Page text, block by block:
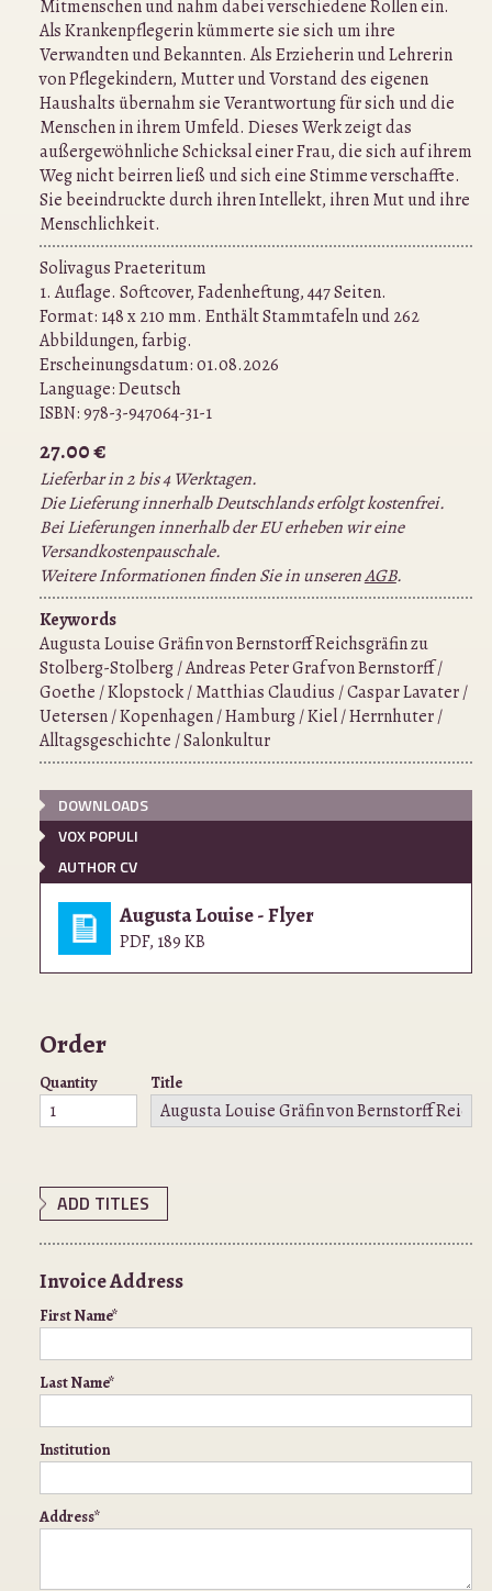
Mitmenschen und nahm dabei verschiedene Rollen ein.
Als Krankenpflegerin kümmerte sie sich um ihre
Verwandten und Bekannten. Als Erzieherin und Lehrerin
von Pflegekindern, Mutter und Vorstand des eigenen
Haushalts übernahm sie Verantwortung für sich und die
Menschen in ihrem Umfeld. Dieses Werk zeigt das
außergewöhnliche Schicksal einer Frau, die sich auf ihrem
Weg nicht beirren ließ und sich eine Stimme verschaffte.
Sie beeindruckte durch ihren Intellekt, ihren Mut und ihre
Menschlichkeit.
Solivagus Praeteritum
1. Auflage. Softcover, Fadenheftung, 447 Seiten.
Format: 148 x 210 mm. Enthält Stammtafeln und 262
Abbildungen, farbig.
Erscheinungsdatum: 01.08.2026
Language:Deutsch
ISBN:978-3-947064-31-1
27.00 €
Lieferbar in 2 bis 4 Werktagen.
Die Lieferung innerhalb Deutschlands erfolgt kostenfrei.
Bei Lieferungen innerhalb der EU erheben wir eine
Versandkostenpauschale.
Weitere Informationen finden Sie in unserenAGB.
Keywords
Augusta Louise Gräfin von Bernstorff Reichsgräfin zu
Stolberg-Stolberg / Andreas Peter Graf von Bernstorff /
Goethe / Klopstock / Matthias Claudius / Caspar Lavater /
Uetersen / Kopenhagen / Hamburg / Kiel / Herrnhuter /
Alltagsgeschichte / Salonkultur
DOWNLOADS
VOX POPULI
AUTHOR CV
Augusta Louise - Flyer
PDF, 189 KB
Order
Quantity Title
ADD TITLES
Invoice Address
First Name*
Last Name*
Institution
Address*